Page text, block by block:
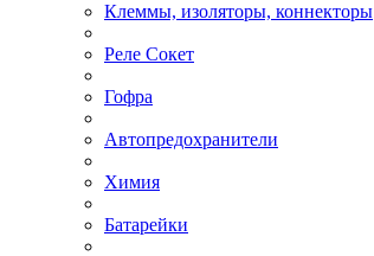
Клеммы, изоляторы, коннекторы
Реле Сокет
Гофра
Автопредохранители
Химия
Батарейки